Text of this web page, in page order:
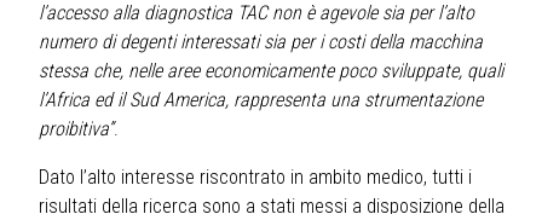
l’accesso alla diagnostica TAC non è agevole sia per l’alto
numero di degenti interessati sia per i costi della macchina
stessa che, nelle aree economicamente poco sviluppate, quali
l’Africa ed il Sud America, rappresenta una strumentazione
proibitiva”.
Dato l’alto interesse riscontrato in ambito medico, tutti i
risultati della ricerca sono a stati messi a disposizione della